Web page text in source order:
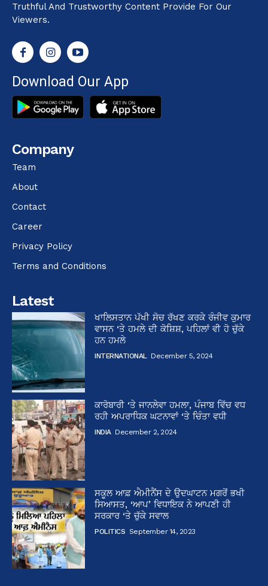
Truthful And Trustworthy Content Provide For Our
Viewers.
Download Our App
Company
Team
About
Contact
Career
Privacy Policy
Terms and Conditions
Latest
ਖਾਲਿਸਤਾਨ ਪੱਖੀ ਸੋਚ ਰੱਖਣ ਕਰਕੇ ਰੰਜੀਵ ਕੁਮਾਰ
ਵਾਸਨ ‘ਤੇ ਹਮਲੇ ਦੀ ਕੋਸ਼ਿਸ਼, ਪਹਿਲਾਂ ਵੀ ਹੋ ਚੁੱਕੇ
ਹਨ ਹਮਲੇ
INTERNATIONAL December 5, 2024
ਕਾਰੋਬਾਰੀ ‘ਤੇ ਜਾਨਲੇਵਾ ਹਮਲਾ, ਪੰਜਾਬ ਵਿੱਚ ਵਧ
ਰਹੀ ਅਪਰਾਧਿਕ ਘਟਨਾਵਾਂ ‘ਤੇ ਚਿੰਤਾ ਵਧੀ
INDIA December 2, 2024
ਸਕੂਲ ਆਫ਼ ਐਮੀਨੈਂਸ ਦੇ ਉਦਘਾਟਨ ਮਗਰੋਂ ਭਖੀ
ਸਿਆਸਤ, ‘ਆਪ’ ਵਿਧਾਇਕ ਨੇ ਆਪਣੀ ਹੀ
ਸਰਕਾਰ ‘ਤੇ ਚੁੱਕੇ ਸਵਾਲ
POLITICS September 14, 2023